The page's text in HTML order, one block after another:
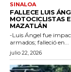
SINALOA
FALLECE LUIS
MOTOCICLISTAS
MAZATLÁN
-Luis Ángel fue
armados; falleció en...
julio 22, 2026